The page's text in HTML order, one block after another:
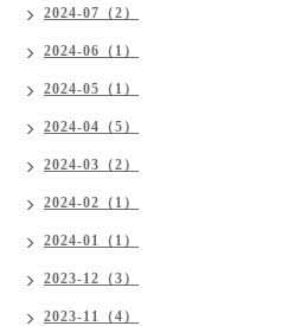
2024-07（2）
2024-06（1）
2024-05（1）
2024-04（5）
2024-03（2）
2024-02（1）
2024-01（1）
2023-12（3）
2023-11（4）